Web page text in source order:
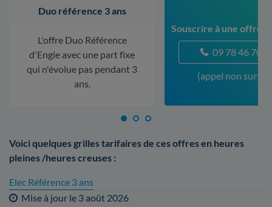
Duo référence 3 ans
L'offre Duo Référence
d'Engie avec une part fixe
qui n'évolue pas pendant 3
ans.
Souscrire à une offre à
09 78 46 70
(appel non
Voici quelques grilles tarifaires de ces offres en heures
pleines /heures creuses :
Elec Référence 3 ans
Mise à jour le 3 août 2026